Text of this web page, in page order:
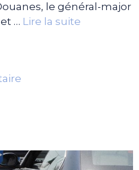
le général-major
… Lire la suite